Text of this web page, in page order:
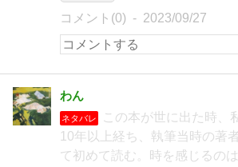
コメント(0) 2023/09/27
わん
ネタバレ
この本が世に出た時、
10年以上経ち、執筆当時の著
て初めて読む。時を感じるの